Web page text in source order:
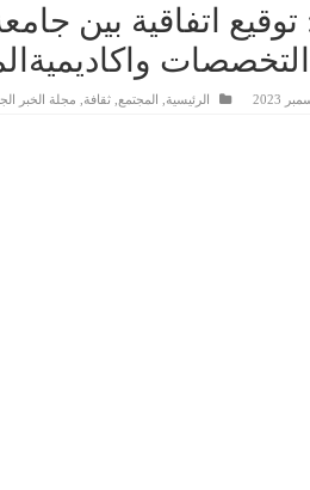
توقيع اتفاقية بين
التخصصات
الرئيسية المجتمع ثقافة مجلة الخبر